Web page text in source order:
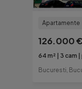
Apartamente
126.000 €
64 m² 3 cam